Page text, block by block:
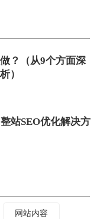
？（从9个方面深
）
站SEO优化解决方
网站内容